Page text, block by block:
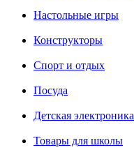
Настольные игры
Конструкторы
Спорт и отдых
Посуда
Детская электроника
Товары для школы